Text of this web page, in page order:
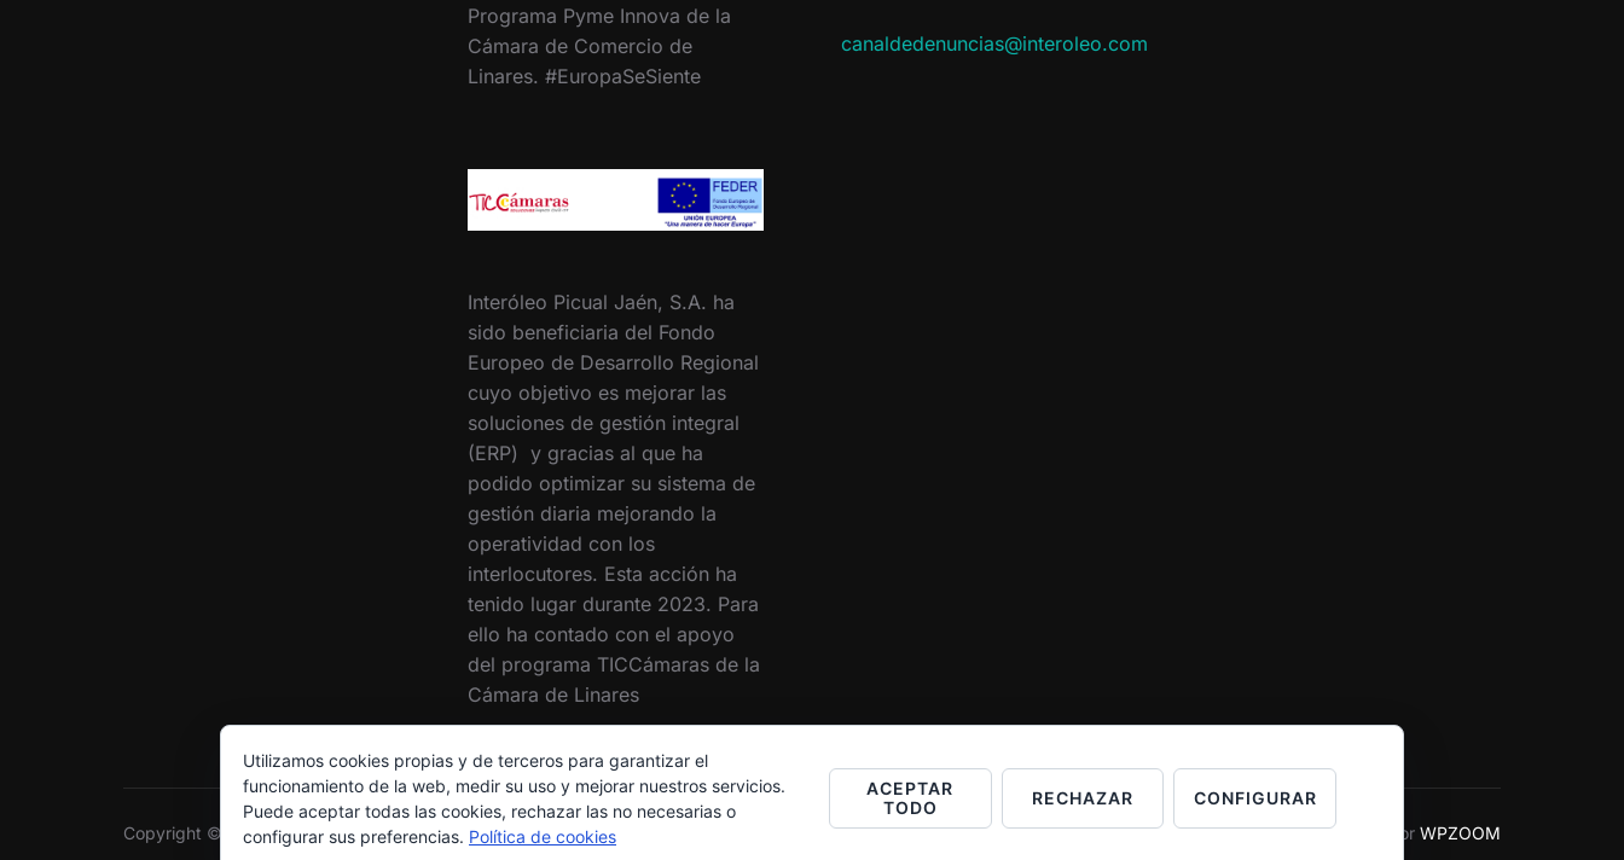
Programa Pyme Innova de la
Cámara de Comercio de
Linares. #EuropaSeSiente
Interóleo Picual Jaén, S.A. ha
sido beneficiaria del Fondo
Europeo de Desarrollo Regional
cuyo objetivo es mejorar las
soluciones de gestión integral
(ERP) y gracias al que ha
podido optimizar su sistema de
gestión diaria mejorando la
operatividad con los
interlocutores. Esta acción ha
tenido lugar durante 2023. Para
ello ha contado con el apoyo
del programa TICCámaras de la
Cámara de Linares
canaldedenuncias@interoleo.com
Copyright © 2026 Grupo Interóleo Inspiro Theme por WPZOOM
Utilizamos cookies propias y de terceros para garantizar el
funcionamiento de la web, medir su uso y mejorar nuestros servicios.
Puede aceptar todas las cookies, rechazar las no necesarias o
configurar sus preferencias. Política de cookies
ACEPTAR
TODO
RECHAZAR CONFIGURAR